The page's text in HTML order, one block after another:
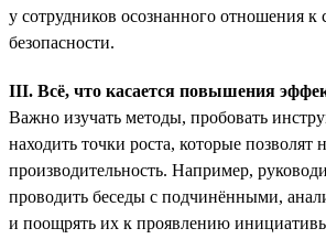
у сотрудников осознанного отношения к
безопасности.
III. Всё, что касается повышения
Важно изучать методы, пробовать
находить точки роста, которые позволят
производительность. Например,
проводить беседы с подчинёнными,
и поощрять их к проявлению